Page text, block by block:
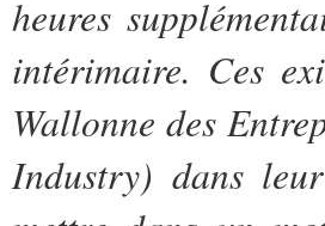
heures
intérimaire. Ces
Wallonne des
Industry) dans